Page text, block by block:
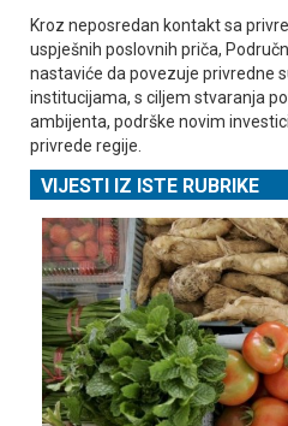
Kroz neposredan kontakt sa
uspješnih poslovnih priča,
nastaviće da povezuje privredne
institucijama, s ciljem stvaranja
ambijenta, podrške novim
privrede regije.
VIJESTI IZ ISTE RUBRIKE